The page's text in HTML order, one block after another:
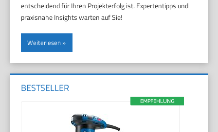
entscheidend für Ihren Projekterfolg ist. Expertentipps und
praxisnahe Insights warten auf Sie!
Weiterlesen
BESTSELLER
EMPFEHLUNG